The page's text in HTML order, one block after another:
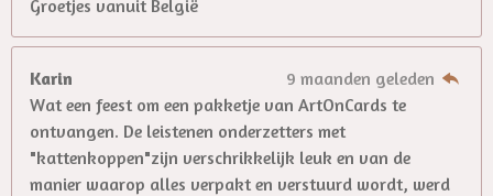
Groetjes vanuit België
Karin
9 maanden geleden
Wat een feest om een pakketje van ArtOnCards te
ontvangen. De leistenen onderzetters met
"kattenkoppen"zijn verschrikkelijk leuk en van de
manier waarop alles verpakt en verstuurd wordt, werd